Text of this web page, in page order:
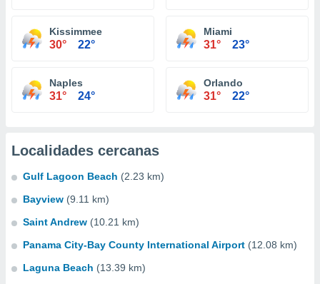
Kissimmee
30° 22°
Miami
31° 23°
Naples
31° 24°
Orlando
31° 22°
Localidades cercanas
Gulf Lagoon Beach (2.23 km)
Bayview (9.11 km)
Saint Andrew (10.21 km)
Panama City-Bay County International Airport (12.08 km)
Laguna Beach (13.39 km)